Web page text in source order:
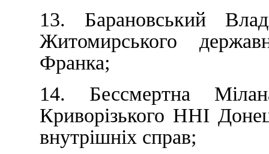
13. Барановський
Житомирського
Франка;
14. Бессмертна
Криворізького ННІ
внутрішніх справ;